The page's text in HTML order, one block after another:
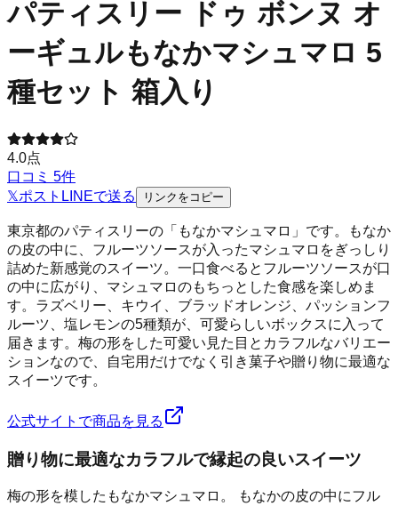
パティスリー ドゥ ボンヌ オ
ーギュルもなかマシュマロ 5
種セット 箱入り
4.0点
口コミ 5件
𝕏ポスト LINEで送る リンクをコピー
東京都のパティスリーの「もなかマシュマロ」です。もなか
の皮の中に、フルーツソースが入ったマシュマロをぎっしり
詰めた新感覚のスイーツ。一口食べるとフルーツソースが口
の中に広がり、マシュマロのもちっとした食感を楽しめま
す。ラズベリー、キウイ、ブラッドオレンジ、パッションフ
ルーツ、塩レモンの5種類が、可愛らしいボックスに入って
届きます。梅の形をした可愛い見た目とカラフルなバリエー
ションなので、自宅用だけでなく引き菓子や贈り物に最適な
スイーツです。
公式サイトで商品を見る
贈り物に最適なカラフルで縁起の良いスイーツ
梅の形を模したもなかマシュマロ。 もなかの皮の中にフル